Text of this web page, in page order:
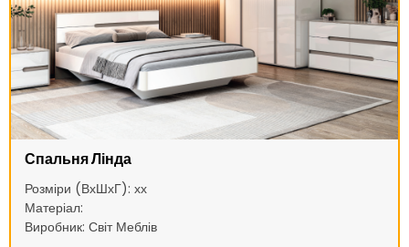
Спальня Лінда
Розміри (ВхШхГ): хх
Матеріал:
Виробник: Світ Меблів